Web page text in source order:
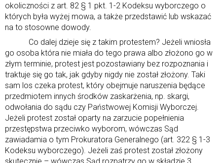
okoliczności z art. 82 § 1 pkt. 1-2 Kodeksu wyborczego o
których była wyżej mowa, a także przedstawić lub wskazać
na to stosowne dowody.
Co dalej dzieje się z takim protestem? Jeżeli wniosła
go osoba która nie miała do tego prawa albo złożono go w
złym terminie, protest jest pozostawiany bez rozpoznania i
traktuje się go tak, jak gdyby nigdy nie został złożony. Taki
sam los czeka protest, który obejmuje naruszenia będące
przedmiotem innych środków zaskarżenia, np. skargi,
odwołania do sądu czy Państwowej Komisji Wyborczej.
Jeżeli protest został oparty na zarzucie popełnienia
przestępstwa przeciwko wyborom, wówczas Sąd
zawiadamia o tym Prokuratora Generalnego (art. 322 § 1-3
Kodeksu wyborczego). Jeżeli zaś protest został złożony
skutecznie – wówczas Sąd rozpatrzy go w składzie 3